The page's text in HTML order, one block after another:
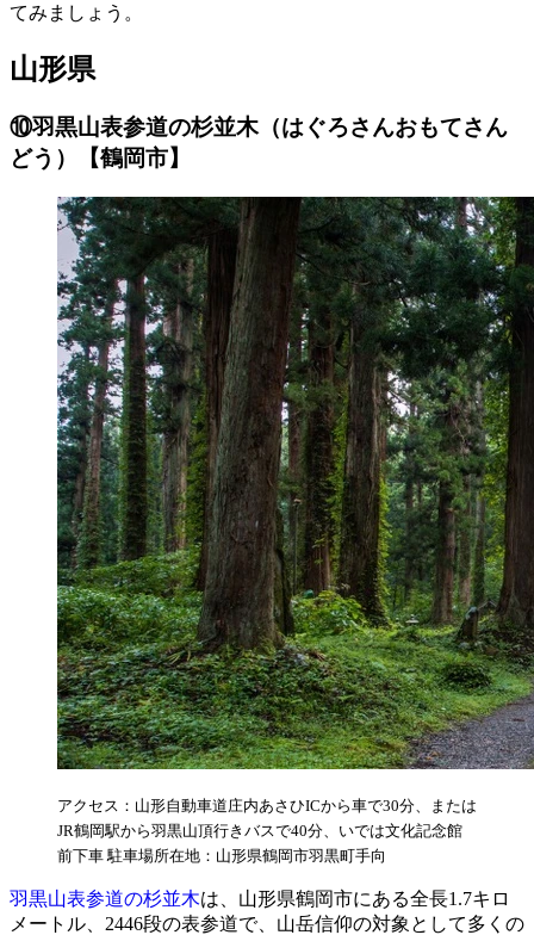
てみましょう。
山形県
⑩羽黒山表参道の杉並木（はぐろさんおもてさん
どう）【鶴岡市】
アクセス：山形自動車道庄内あさひICから車で30分、または
JR鶴岡駅から羽黒山頂行きバスで40分、いでは文化記念館
前下車 駐車場所在地：山形県鶴岡市羽黒町手向
羽黒山表参道の杉並木は、山形県鶴岡市にある全長1.7キロ
メートル、2446段の表参道で、山岳信仰の対象として多くの